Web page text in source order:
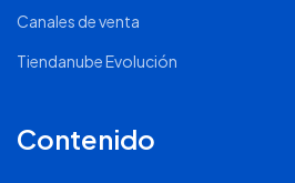
Canales de venta
Tiendanube Evolución
Contenido